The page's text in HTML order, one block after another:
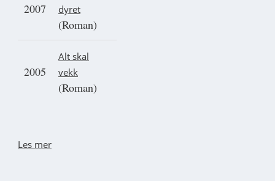
2007
dyret
(Roman)
2005
Alt skal
vekk
(Roman)
Les mer